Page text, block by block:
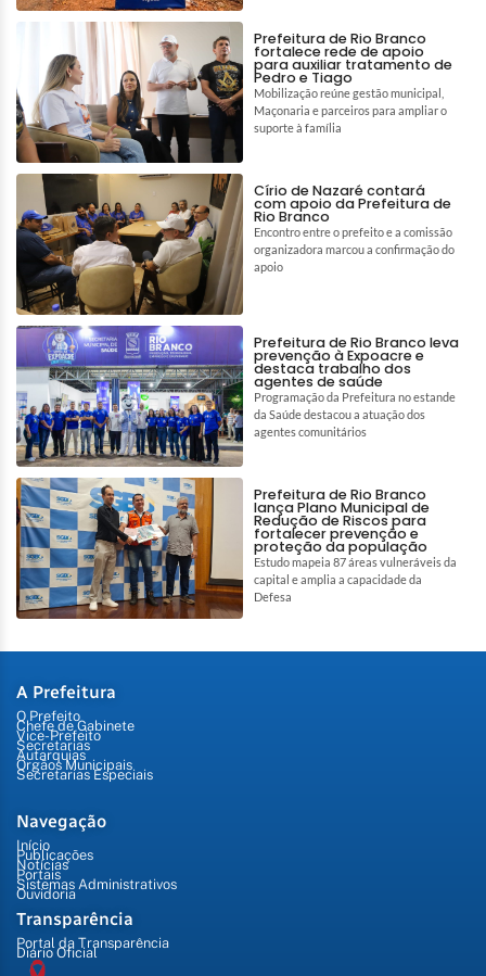
Prefeitura de Rio Branco
fortalece rede de apoio
para auxiliar tratamento de
Pedro e Tiago
Mobilização reúne gestão municipal,
Maçonaria e parceiros para ampliar o
suporte à família
Círio de Nazaré contará
com apoio da Prefeitura de
Rio Branco
Encontro entre o prefeito e a comissão
organizadora marcou a confirmação do
apoio
Prefeitura de Rio Branco leva
prevenção à Expoacre e
destaca trabalho dos
agentes de saúde
Programação da Prefeitura no estande
da Saúde destacou a atuação dos
agentes comunitários
Prefeitura de Rio Branco
lança Plano Municipal de
Redução de Riscos para
fortalecer prevenção e
proteção da população
Estudo mapeia 87 áreas vulneráveis da
capital e amplia a capacidade da
Defesa
A Prefeitura
O Prefeito
Chefe de Gabinete
Vice-Prefeito
Secretarias
Autarquias
Órgãos Municipais
Secretarias Especiais
Navegação
Início
Publicações
Notícias
Portais
Sistemas Administrativos
Ouvidoria
Transparência
Portal da Transparência
Diário Oficial